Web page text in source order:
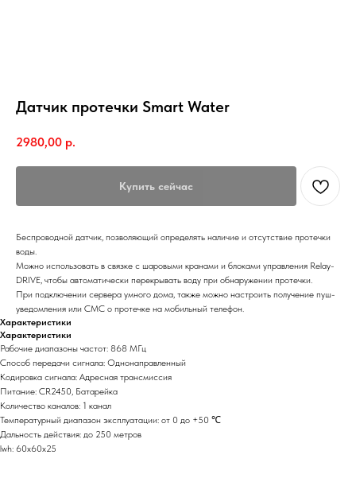
Датчик протечки Smart Water
2980,00 р.
Купить сейчас
Беспроводной датчик, позволяющий определять наличие и отсутствие протечки
воды.
Можно использовать в связке с шаровыми кранами и блоками управления Relay-
DRIVE, чтобы автоматически перекрывать воду при обнаружении протечки.
При подключении сервера умного дома, также можно настроить получение пуш-
уведомления или СМС о протечке на мобильный телефон.
Характеристики
Характеристики
Рабочие диапазоны частот: 868 МГц
Способ передачи сигнала: Однонаправленный
Кодировка сигнала: Адресная трансмиссия
Питание: CR2450, Батарейка
Количество каналов: 1 канал
Температурный диапазон эксплуатации: от 0 до +50 ℃
Дальность действия: до 250 метров
lwh: 60x60x25